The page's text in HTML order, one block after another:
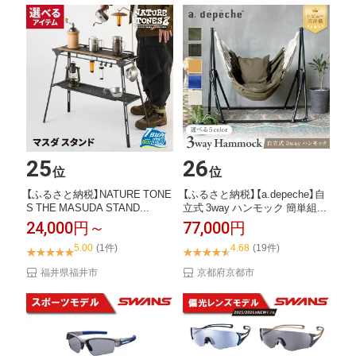
25位
【ふるさと納税】NATURE TONE
S THE MASUDA STAND...
24,000円～
5.00 (1件)
福井県福井市
26位
【ふるさと納税】【a.depeche】自
立式 3way ハンモック 簡単組...
77,000円
4.68 (19件)
京都府京都市